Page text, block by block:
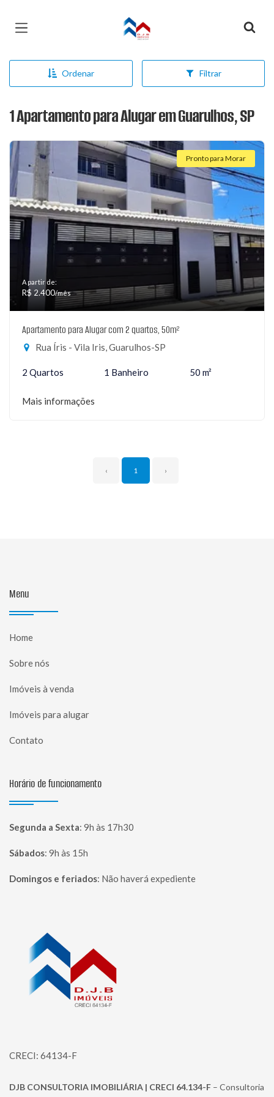
Página inicial
Ordenar Filtrar
1 Apartamento para Alugar em Guarulhos, SP
Pronto para Morar
A partir de:
R$ 2.400/mês
Apartamento para Alugar com 2 quartos, 50m²
Rua Íris - Vila Iris, Guarulhos-SP
2 Quartos 1 Banheiro 50 m²
Mais informações
‹ 1 ›
Menu
Home
Sobre nós
Imóveis à venda
Imóveis para alugar
Contato
Horário de funcionamento
Segunda a Sexta: 9h às 17h30
Sábados: 9h às 15h
Domingos e feriados: Não haverá expediente
CRECI: 64134-F
DJB CONSULTORIA IMOBILIÁRIA | CRECI 64.134-F – Consultoria